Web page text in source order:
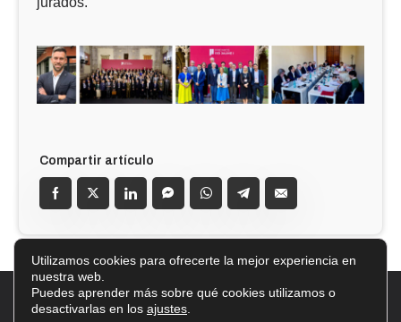
2026 © Accent |Aviso Legal
Utilizamos cookies para ofrecerte la mejor experiencia en
nuestra web.
Puedes aprender más sobre qué cookies utilizamos o
desactivarlas en los ajustes